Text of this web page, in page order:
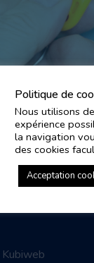
Kubiweb
Politique de
Nous utilisons
expérience
la navigation
des cookies
Acceptation